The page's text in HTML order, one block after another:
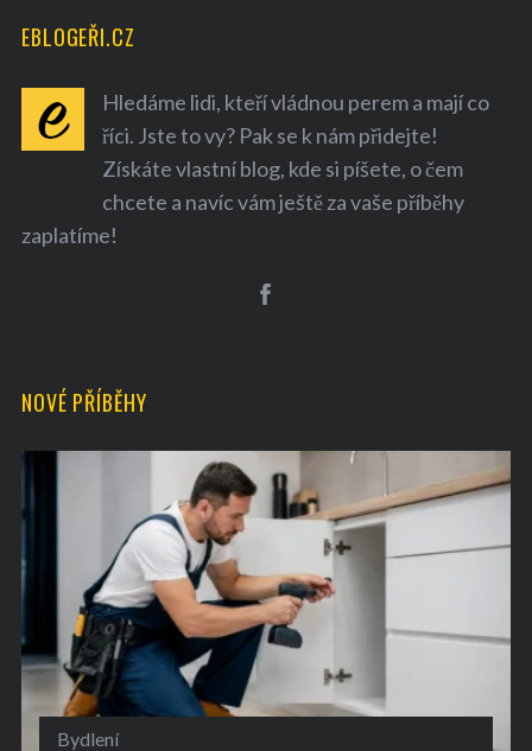
EBLOGEŘI.CZ
Hledáme lidi, kteří vládnou perem a mají co
říci. Jste to vy? Pak se k nám přidejte!
Získáte vlastní blog, kde si píšete, o čem
chcete a navíc vám ještě za vaše příběhy
zaplatíme!
NOVÉ PŘÍBĚHY
Bydlení